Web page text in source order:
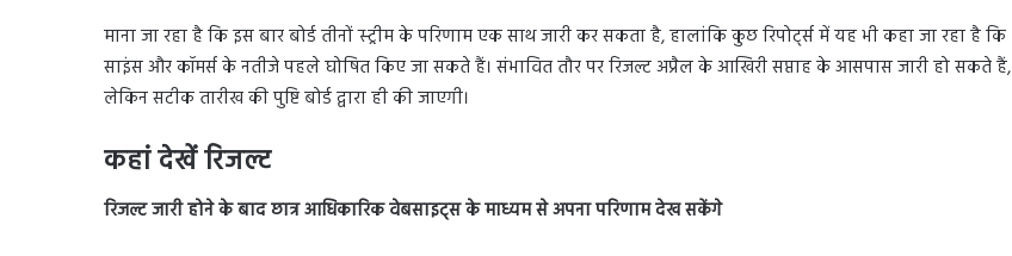
माना जा रहा है कि इस बार बोर्ड तीनों स्ट्रीम के परिणाम एक साथ जारी कर सकता है, हालांकि कुछ रिपोर्ट्स में यह भी कहा जा रहा है कि
साइंस और कॉमर्स के नतीजे पहले घोषित किए जा सकते हैं। संभावित तौर पर रिजल्ट अप्रैल के आखिरी सप्ताह के आसपास जारी हो सकते हैं,
लेकिन सटीक तारीख की पुष्टि बोर्ड द्वारा ही की जाएगी।
कहां देखें रिजल्ट
रिजल्ट जारी होने के बाद छात्र आधिकारिक वेबसाइट्स के माध्यम से अपना परिणाम देख सकेंगे